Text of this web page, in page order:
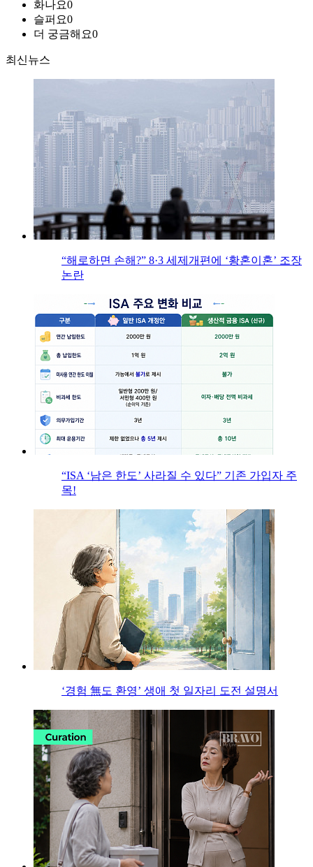
화나요0
슬퍼요0
더 궁금해요0
최신뉴스
“해로하면 손해?” 8·3 세제개편에 ‘황혼이혼’ 조장
논란
“ISA ‘남은 한도’ 사라질 수 있다” 기존 가입자 주
목!
‘경험 無도 환영’ 생애 첫 일자리 도전 설명서